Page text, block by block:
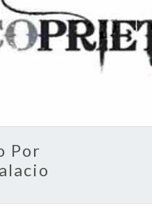
DE
BREVE
VITAL Y
Por